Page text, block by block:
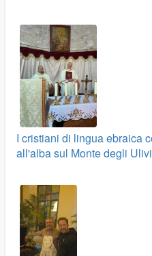
I cristiani di lingua ebraica
all'alba sul Monte degli